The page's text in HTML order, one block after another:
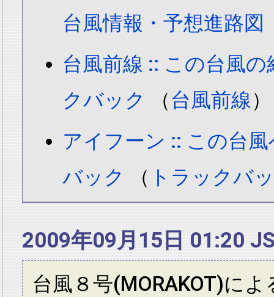
台風情報・予想進路図
台風前線 :: この台風
クバック
（ 台風前線）
アイフーン :: この台
バック
（ トラックバ
2009年09月15日 01:20
台風８号(MORAKOT)に